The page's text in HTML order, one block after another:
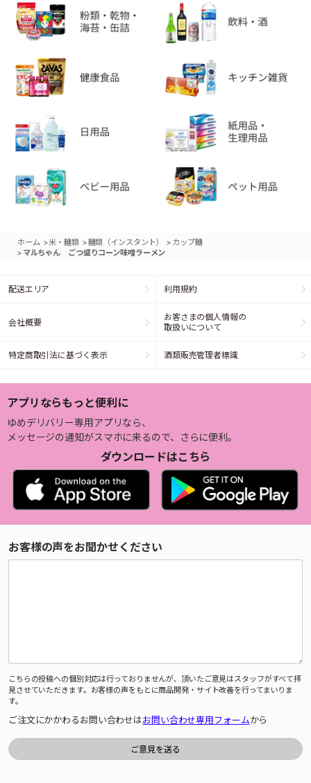
ホーム >米・麺類 >麺類（インスタント） > カップ麺
> マルちゃん ごつ盛りコーン味噌ラーメン
配送エリア 利用規約
会社概要
お客さまの個人情報の
取扱いについて
特定商取引法に基づく表示 酒類販売管理者標識
アプリならもっと便利に
ゆめデリバリー専用アプリなら、
メッセージの通知がスマホに来るので、さらに便利。
ダウンロードはこちら
お客様の声をお聞かせください
こちらの投稿への個別対応は行っておりませんが、頂いたご意見はスタッフがすべて拝
見させていただきます。お客様の声をもとに商品開発・サイト改善を行ってまいりま
す。
ご注文にかかわるお問い合わせはお問い合わせ専用フォームから